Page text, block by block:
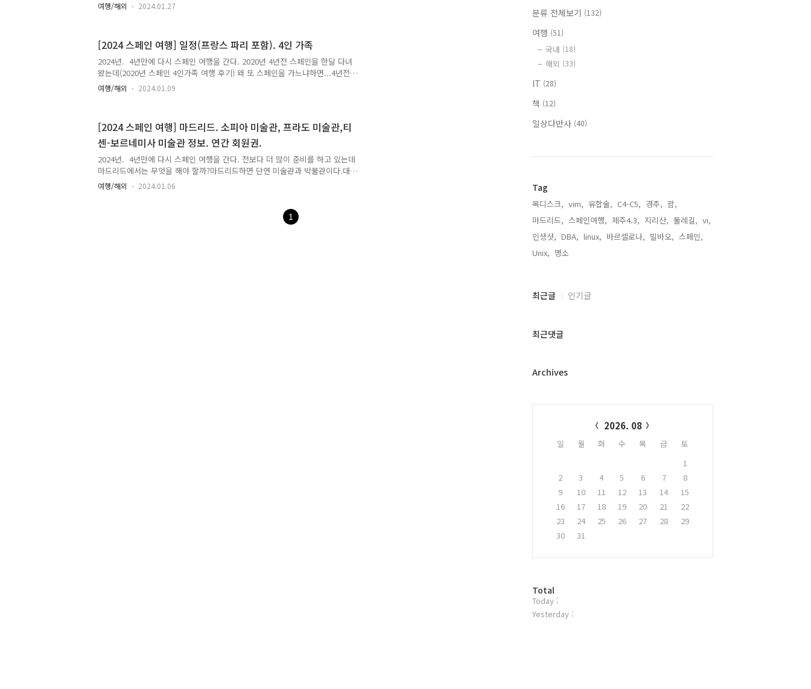
아로 Avanza 버스로 다녀왔다.이에 대한 정보가 많이 없었기 때문에 아래와 같
시에 여기는 나중에 꼭 다시와야지 하고 찍어놓았었다.왜냐고? 세고비아 수도교
가 내 마음에 쾅하고 떨어졌기 때문이다.4년뒤 다시 스페인을 가는 일정에 세고
비아를 우리 가족만 직접 다녀오기로 한 것이다...
여행/해외 2024.01.27
[2024 스페인 여행] 일정(프랑스 파리 포함). 4인 가족
2024년. 4년만에 다시 스페인 여행을 간다. 2020년 4년전 스페인을 한달 다녀
왔는데(2020년 스페인 4인가족 여행 후기) 왜 또 스페인을 가느냐하면...4년전
갔던 스페인을 아이들이 기억이 잘 나질 않는다고 한다.당시 초등5, 초등 1학년
이었던 아이들. 둘째 아이는 아주 단편화된 몇개의 기억만 남아있다고 한다. 첫
싶어"와이프와 함께 고민에 빠졌다. 이번에 중학교를 졸업한 첫째 녀석을 생각할
때 올해를 넘기면 과연 함께 장기간 여행할 수 있는 기회가 또 다시 올까? 이제
고등학생임을 생각하면 거의 불가능하지 않을까 생각이 들었다. 그럼 다른 ..
여행/해외 2024.01.09
[2024 스페인 여행] 마드리드. 소피아 미술관, 프라도 미술관,티
센-보르네미사 미술관 정보. 연간 회원권.
2024년. 4년만에 다시 스페인 여행을 간다. 전보다 더 많이 준비를 하고 있는데
마드리드에서는 무엇을 해야 할까?마드리드하면 단연 미술관과 박물관이다.대표
적으로 프라도 미술관(Museo Nacional del Prado)과 레이나 소피아 미술관
(Museo Nacional Centro de Arte Reina Sofía)이다.4년전 스페인 마드리드를
시 갈 예정이다.그때는 몰랐던 박물관이 있는데 티센 보르네미사 미술관(Museo
Nacional Thyssen-Bornemisza)이다. 여기도 이번에는 가보려고 한다.이외에
여행/해외 2024.01.06
1
분류 전체보기 (132)
여행 (51)
국내 (18)
해외 (33)
IT (28)
책 (12)
일상다반사 (40)
Tag
목디스크, vim, 유합술, C4-C5, 경추, 괌,
마드리드, 스페인여행, 제주4.3, 지리산, 둘레길, vi,
인생샷, DBA, linux, 바르셀로나, 빌바오, 스페인,
Unix, 명소,
최
과
글
최근글 인기글
최근댓글
Archives
2026. 08
일 월 화 수 목 금
토
1
2
3 4 5 6 7
8
9
10 11 12 13 14
15
16
17 18 19 20 21
22
23
24 25 26 27 28
29
30
31
방
문
자
Total
Today :
Yesterday :